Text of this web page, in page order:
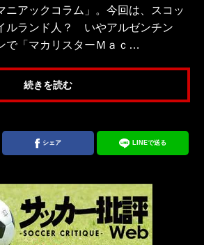
ニアックコラム」。今回は、スコッ
ルランド人？ いやアルゼンチン
で「マカリスターＭａｃ…
続きを読む
シェア LINEで送る